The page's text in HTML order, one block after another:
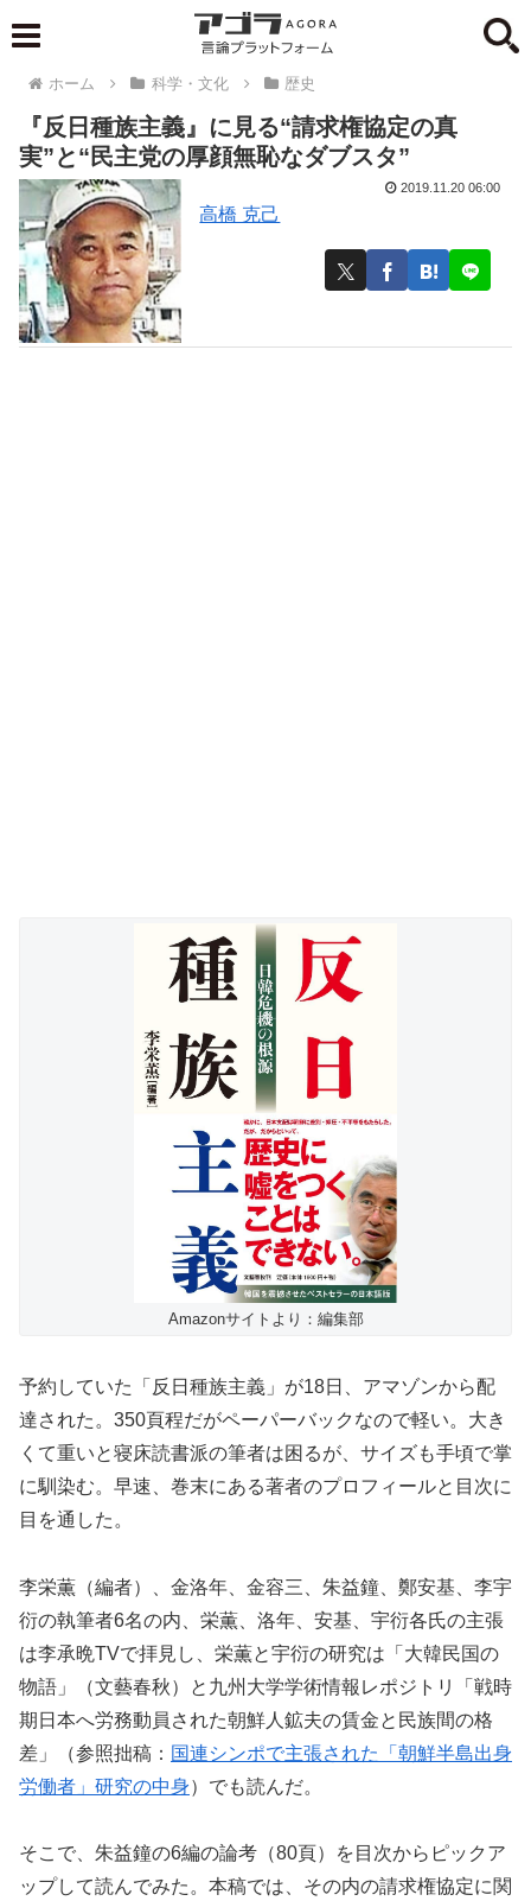
ホーム 科学・文化 歴史
『反日種族主義』に見る“請求権協定の真
実”と“民主党の厚顔無恥なダブスタ”
高橋 克己
2019.11.20 06:00
Amazonサイトより：編集部
予約していた「反日種族主義」が18日、アマゾンから配
達された。350頁程だがペーパーバックなので軽い。大き
くて重いと寝床読書派の筆者は困るが、サイズも手頃で掌
に馴染む。早速、巻末にある著者のプロフィールと目次に
目を通した。
李栄薫（編者）、金洛年、金容三、朱益鐘、鄭安基、李宇
衍の執筆者6名の内、栄薫、洛年、安基、宇衍各氏の主張
は李承晩TVで拝見し、栄薫と宇衍の研究は「大韓民国の
物語」（文藝春秋）と九州大学学術情報レポジトリ「戦時
期日本へ労務動員された朝鮮人鉱夫の賃金と民族間の格
差」（参照拙稿： 国連シンポで主張された「朝鮮半島出身
労働者」研究の中身）でも読んだ。
そこで、朱益鐘の6編の論考（80頁）を目次からピックア
ップして読んでみた。本稿では、その内の請求権協定に関